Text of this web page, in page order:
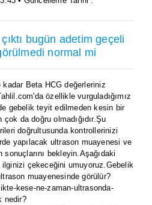
bugün adetim geçeli
normal mi
kadar Beta HCG değerleriniz
özellikle vurguladığımız
gebelik teyit edilmeden kesin bir
da doğru olmadığıdır.Şu
doğrultusunda kontrollerinizi
yapılacak ultrason muayenesi ve
bekleyin.Aşağıdaki
ilginizi çekeceğini umuyoruz.Gebelik
muayenesinde görülür?
kese-ne-zaman-ultrasonda-
nedir?